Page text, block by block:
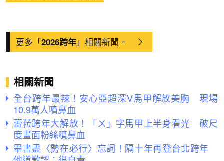
更多「2026跨年」相關新聞。
相關新聞
全台跨年最辣！安心亞超深V馬甲解放美胸 現場
10.9萬人噴鼻血
蕾菈跨年大解放！「ㄨ」字馬甲上半身看光 破尺
度畫面粉絲噴鼻血
畢書盡〈勢在必行〉忘詞！隔十年再登台北跨年